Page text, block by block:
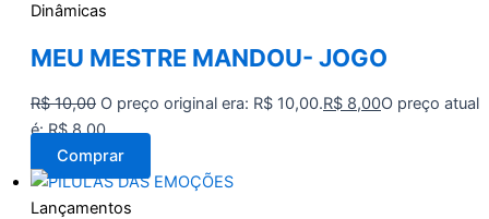
Dinâmicas
MEU MESTRE MANDOU- JOGO
R$10,00 O preço original era: R$ 10,00.R$ 8,00O preço atual
é: R$ 8,00.
Comprar
Lançamentos